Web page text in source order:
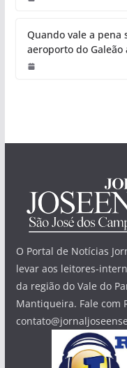
Quando vale a pena
aeroporto do
O Portal de Notícias
levar aos leitores-
da região do Vale do
Mantiqueira. Fale com